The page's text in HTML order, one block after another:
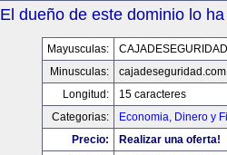
El dueño de este dominio lo
Mayusculas:
Minusculas:
cajadeseguridad.com
Longitud:
15 caracteres
Categorias:
Economia, Dinero y
Precio:
Realizar una oferta!